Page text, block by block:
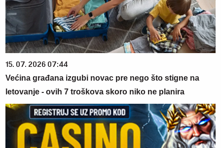
15. 07. 2026 07:44
Većina građana izgubi novac pre nego što stigne na
letovanje - ovih 7 troškova skoro niko ne planira